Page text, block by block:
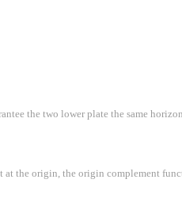
the two lower plate the same
at the origin, the origin complement